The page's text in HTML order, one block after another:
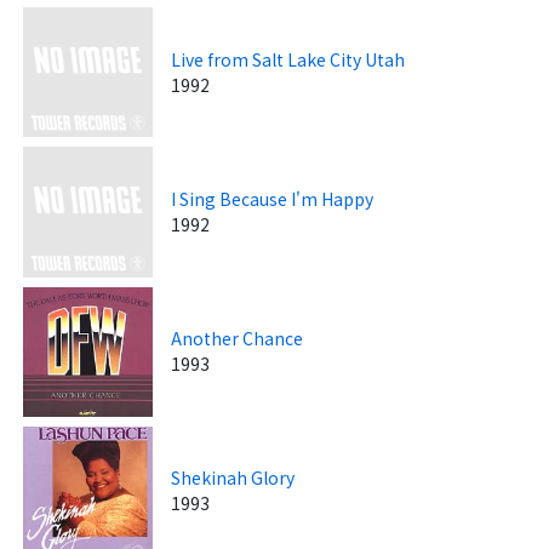
Live from Salt Lake City Utah
1992
I Sing Because I'm Happy
1992
Another Chance
1993
Shekinah Glory
1993